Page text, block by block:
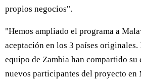
propios negocios".
"Hemos ampliado el programa a
aceptación en los 3 países originales.
equipo de Zambia han compartido
nuevos participantes del proyecto en